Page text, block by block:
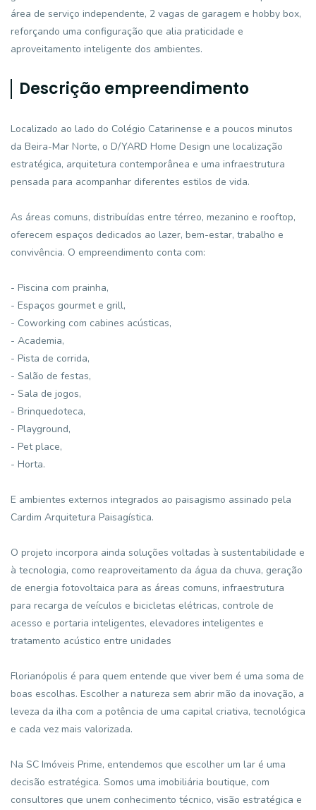
área de serviço independente, 2 vagas de garagem e hobby box,
reforçando uma configuração que alia praticidade e
aproveitamento inteligente dos ambientes.
Descrição empreendimento
Localizado ao lado do Colégio Catarinense e a poucos minutos
da Beira-Mar Norte, o D/YARD Home Design une localização
estratégica, arquitetura contemporânea e uma infraestrutura
pensada para acompanhar diferentes estilos de vida.
As áreas comuns, distribuídas entre térreo, mezanino e rooftop,
oferecem espaços dedicados ao lazer, bem-estar, trabalho e
convivência. O empreendimento conta com:
- Piscina com prainha,
- Espaços gourmet e grill,
- Coworking com cabines acústicas,
- Academia,
- Pista de corrida,
- Salão de festas,
- Sala de jogos,
- Brinquedoteca,
- Playground,
- Pet place,
- Horta.
E ambientes externos integrados ao paisagismo assinado pela
Cardim Arquitetura Paisagística.
O projeto incorpora ainda soluções voltadas à sustentabilidade e
à tecnologia, como reaproveitamento da água da chuva, geração
de energia fotovoltaica para as áreas comuns, infraestrutura
para recarga de veículos e bicicletas elétricas, controle de
acesso e portaria inteligentes, elevadores inteligentes e
tratamento acústico entre unidades
Florianópolis é para quem entende que viver bem é uma soma de
boas escolhas. Escolher a natureza sem abrir mão da inovação, a
leveza da ilha com a potência de uma capital criativa, tecnológica
e cada vez mais valorizada.
Na SC Imóveis Prime, entendemos que escolher um lar é uma
decisão estratégica. Somos uma imobiliária boutique, com
consultores que unem conhecimento técnico, visão estratégica e